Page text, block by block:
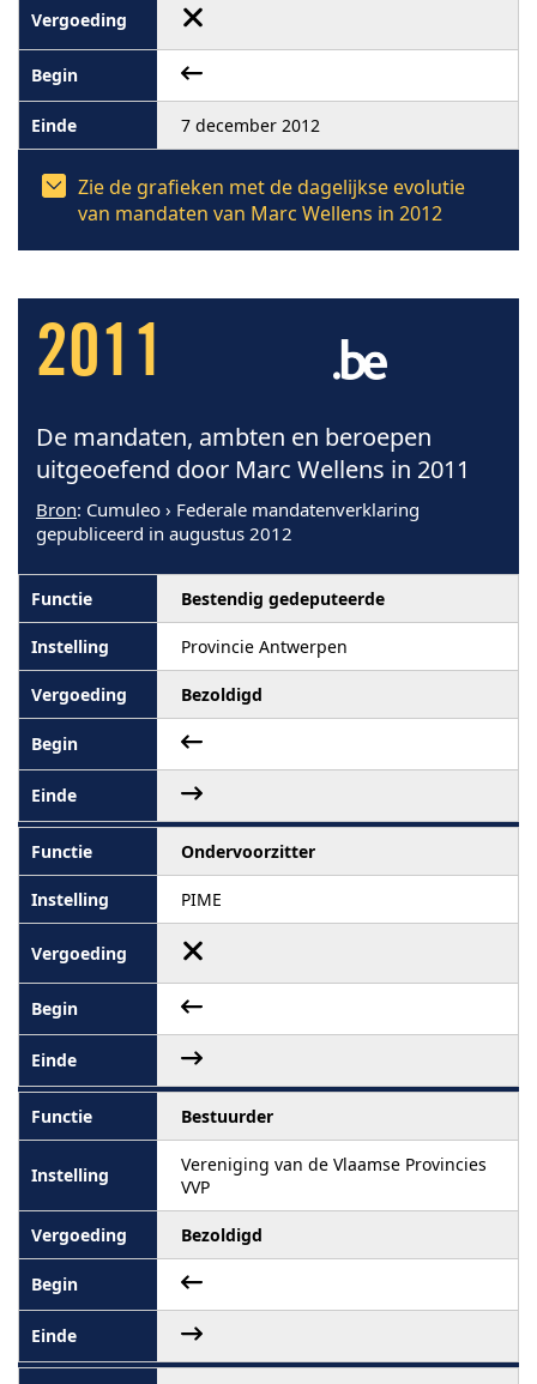
7 december 2012
Zie de grafieken met de dagelijkse evolutie
van mandaten van Marc Wellens in 2012
2011
De mandaten, ambten en beroepen
uitgeoefend door Marc Wellens in 2011
Bron: Cumuleo › Federale mandatenverklaring
gepubliceerd in augustus 2012
Bestendig gedeputeerde
Provincie Antwerpen
Bezoldigd
Ondervoorzitter
PIME
Bestuurder
Vereniging van de Vlaamse Provincies
VVP
Bezoldigd